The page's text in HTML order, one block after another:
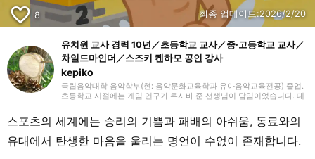
favorite_border 8 최종 업데이트:2026/2/20
유치원 교사 경력 10년／초등학교 교사／중·고등학교 교사／
차일드마인더／스즈키 켄하모 공인 강사
kepiko
국립음악대학 음악학부(현: 음악문화교육학과 유아음악교육전공) 졸업.
초등학교 시절에는 게임 연구가 쿠사바 준 선생님이 담임이었습니다. 대
뒤, 싱가포르의 국제학교에서 음악 교사로 부임. 음악 교육뿐만 아니라
일본 문화와 전승 놀이, 레크리에이션 등을 전하는 활동도 하며 많은 아
이들과 교류해 왔습니다. 그 후 쇼가쿠칸에서 프리랜서 라이터, 기획, 편
집 일을 통해 즐거운 어른들과의 만남을 거치며 전달하는 것의 즐거움을
스포츠의 세계에는 승리의 기쁨과 패배의 아쉬움, 동료와의
유대에서 탄생한 마음을 울리는 명언이 수없이 존재합니다.